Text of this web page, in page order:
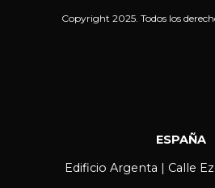
Copyright 2025. Todos los
ESPAÑA
Edificio Argenta | Calle